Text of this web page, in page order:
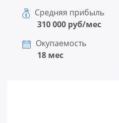
Средняя прибыль
310 000 руб/мес
Окупаемость
18 мес